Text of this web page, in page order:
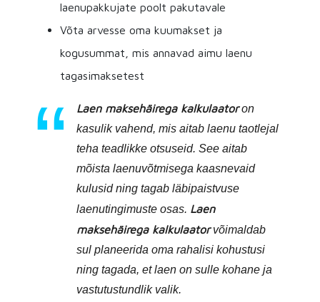
laenupakkujate poolt pakutavale
Võta arvesse oma kuumakset ja
kogusummat, mis annavad aimu laenu
tagasimaksetest
Laen maksehäirega kalkulaatoron
kasulik vahend, mis aitab laenu taotlejal
teha teadlikke otsuseid. See aitab
mõista laenuvõtmisega kaasnevaid
kulusid ning tagab läbipaistvuse
laenutingimuste osas. Laen
maksehäirega kalkulaatorvõimaldab
sul planeerida oma rahalisi kohustusi
ning tagada, et laen on sulle kohane ja
vastutustundlik valik.